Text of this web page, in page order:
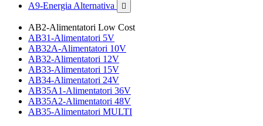
A9-Energia Alternativa 
AB2-Alimentatori Low Cost
AB31-Alimentatori 5V
AB32A-Alimentatori 10V
AB32-Alimentatori 12V
AB33-Alimentatori 15V
AB34-Alimentatori 24V
AB35A1-Alimentatori 36V
AB35A2-Alimentatori 48V
AB35-Alimentatori MULTI